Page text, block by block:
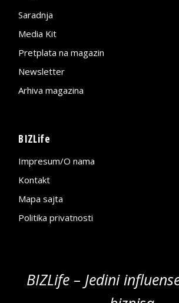
Saradnja
Media Kit
Pretplata na magazin
Newsletter
Arhiva magazina
BIZLife
Impresum/O nama
Kontakt
Mapa sajta
Politika privatnosti
BIZLife – Jedini